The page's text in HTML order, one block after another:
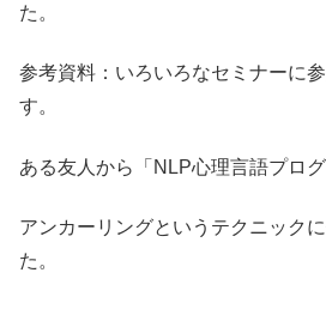
た。
参考資料：いろいろなセミナーに
す。
ある友人から「NLP心理言語プロ
アンカーリングというテクニック
た。